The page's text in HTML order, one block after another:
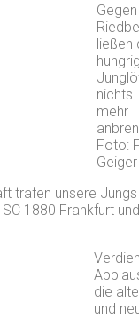
Gegen
ließen
nichts
mehr
Foto:
Geiger
unsere
1880 Frankfurt
die
und